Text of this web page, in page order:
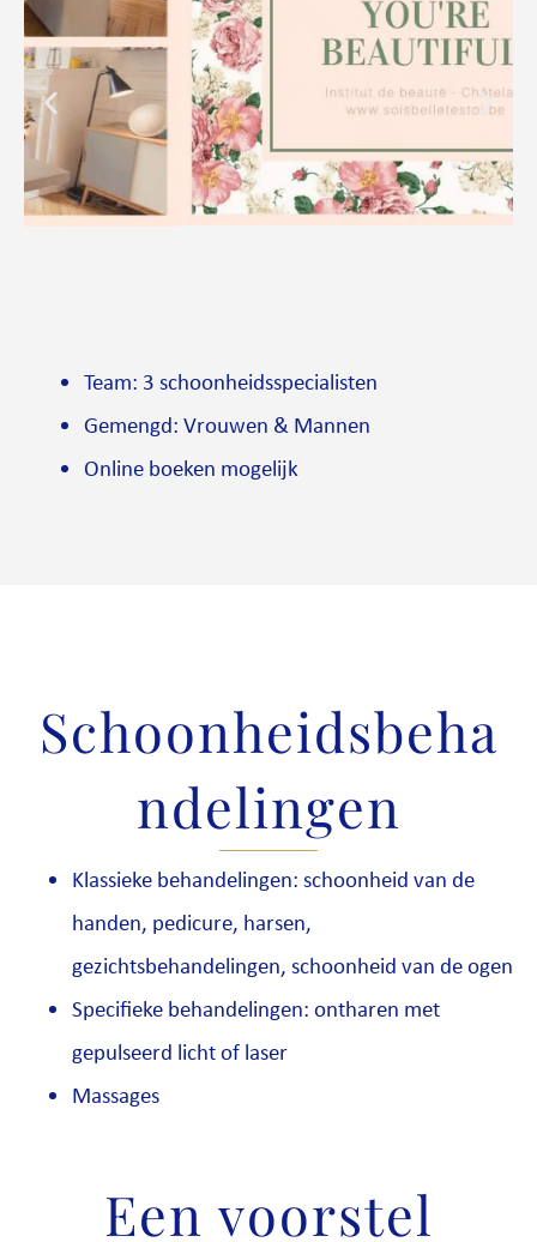
Team: 3 schoonheidsspecialisten
Gemengd: Vrouwen & Mannen
Online boeken mogelijk
Schoonheidsbeha
ndelingen
Klassieke behandelingen: schoonheid van de
handen, pedicure, harsen,
gezichtsbehandelingen, schoonheid van de ogen
Specifieke behandelingen: ontharen met
gepulseerd licht of laser
Massages
Een voorstel